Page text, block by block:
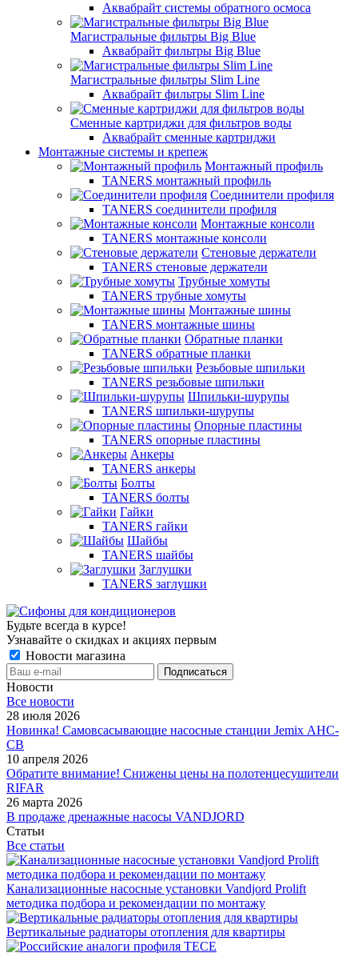
Аквабрайт системы обратного осмоса
Магистральные фильтры Big Blue
Аквабрайт фильтры Big Blue
Магистральные фильтры Slim Line
Аквабрайт фильтры Slim Line
Сменные картриджи для фильтров воды
Аквабрайт сменные картриджи
Монтажные системы и крепеж
Монтажный профиль
TANERS монтажный профиль
Соединители профиля
TANERS соединители профиля
Монтажные консоли
TANERS монтажные консоли
Стеновые держатели
TANERS стеновые держатели
Трубные хомуты
TANERS трубные хомуты
Монтажные шины
TANERS монтажные шины
Обратные планки
TANERS обратные планки
Резьбовые шпильки
TANERS резьбовые шпильки
Шпильки-шурупы
TANERS шпильки-шурупы
Опорные пластины
TANERS опорные пластины
Анкеры
TANERS анкеры
Болты
TANERS болты
Гайки
TANERS гайки
Шайбы
TANERS шайбы
Заглушки
TANERS заглушки
Будьте всегда в курсе!
Узнавайте о скидках и акциях первым
Новости магазина
Новости
Все новости
28 июля 2026
Новинка! Самовсасывающие насосные станции Jemix АНС-
СВ
10 апреля 2026
Обратите внимание! Снижены цены на полотенцесушители
RIFAR
26 марта 2026
В продаже дренажные насосы VANDJORD
Статьи
Все статьи
Канализационные насосные установки Vandjord Prolift
методика подбора и рекомендации по монтажу
Вертикальные радиаторы отопления для квартиры